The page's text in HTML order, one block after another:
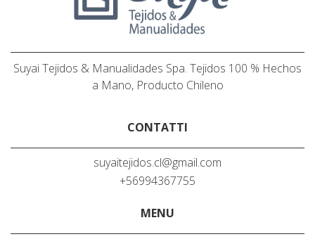
Suyai Tejidos & Manualidades Spa. Tejidos 100 % Hechos
a Mano, Producto Chileno
CONTATTI
suyaitejidos.cl@gmail.com
+56994367755
MENU